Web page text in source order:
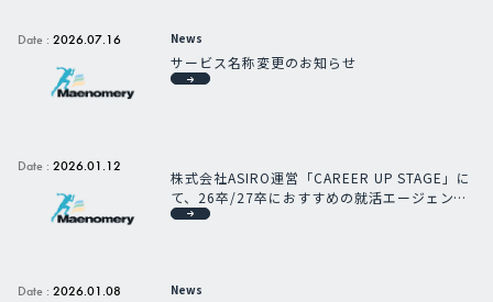
Date : 2026.07.16 News
サービス名称変更のお知らせ
Date : 2026.01.12
株式会社ASIRO運営「CAREER UP STAGE」に
て、26卒/27卒におすすめの就活エージェント
として紹介されました
Date : 2026.01.08 News